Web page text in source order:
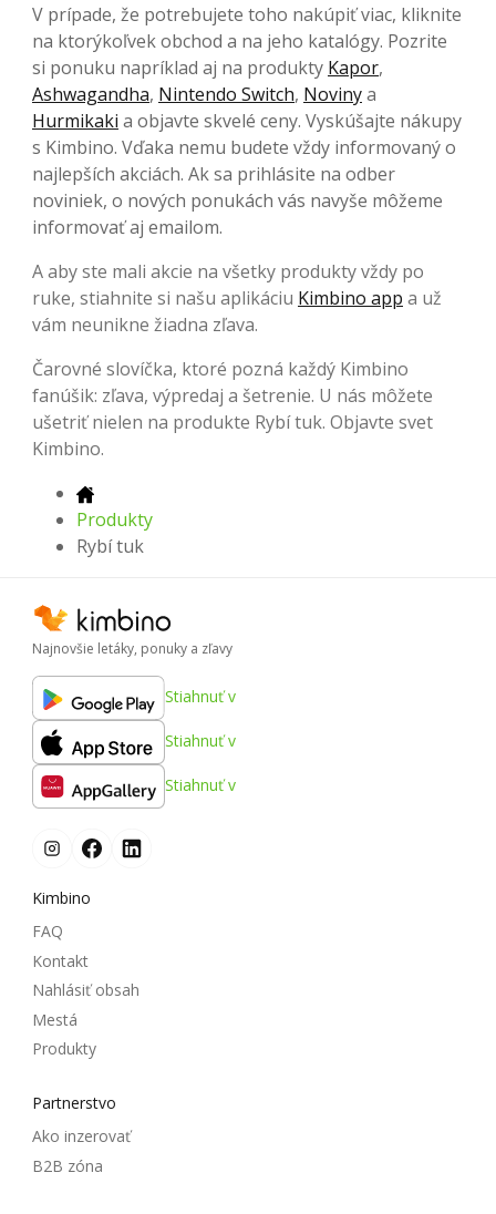
V prípade, že potrebujete toho nakúpiť viac, kliknite
na ktorýkoľvek obchod a na jeho katalógy. Pozrite
si ponuku napríklad aj na produkty Kapor,
Ashwagandha, Nintendo Switch, Novinya
Hurmikaki a objavte skvelé ceny. Vyskúšajte nákupy
s Kimbino. Vďaka nemu budete vždy informovaný o
najlepších akciách. Ak sa prihlásite na odber
noviniek, o nových ponukách vás navyše môžeme
informovať aj emailom.
A aby ste mali akcie na všetky produkty vždy po
ruke, stiahnite si našu aplikáciu Kimbino app a už
vám neunikne žiadna zľava.
Čarovné slovíčka, ktoré pozná každý Kimbino
fanúšik: zľava, výpredaj a šetrenie. U nás môžete
ušetriť nielen na produkte Rybí tuk. Objavte svet
Kimbino.
Produkty
Rybí tuk
Najnovšie letáky, ponuky a zľavy
Stiahnuť v
Stiahnuť v
Stiahnuť v
Kimbino
FAQ
Kontakt
Nahlásiť obsah
Mestá
Produkty
Partnerstvo
Ako inzerovať
B2B zóna